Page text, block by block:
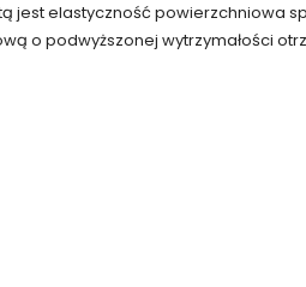
jest elastyczność powierzchniowa
o podwyższonej wytrzymałości